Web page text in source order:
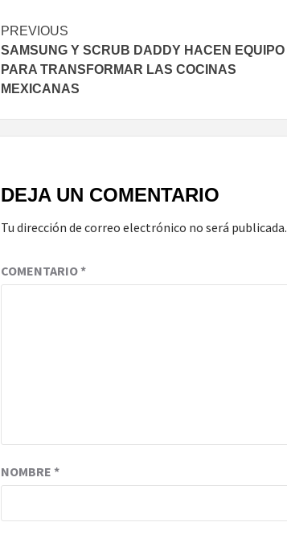
Post
navigation
PREVIOUS
SAMSUNG Y SCRUB DADDY HACEN EQUIPO
PARA TRANSFORMAR LAS COCINAS
MEXICANAS
DEJA UN COMENTARIO
Tu dirección de correo electrónico no será publicada.
COMENTARIO*
NOMBRE *